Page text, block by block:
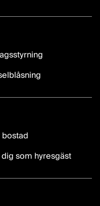
bostad
dig som hyresgäst